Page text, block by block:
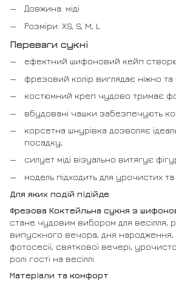
Довжина: міді
Розміри: XS, S, M, L
Переваги сукні
ефектний шифоновий кейп
фрезовий колір виглядає ніжно
костюмний креп чудово тримає
вбудовані чашки забезпечують
корсетна шнурівка дозволяє
посадку;
силует міді візуально витягує
модель підходить для урочистих
Для яких подій підійде
Фрезова Коктейльна сукня з
стане чудовим вибором для весілля,
випускного вечора, дня народження,
фотосесії, святкової вечері,
ролі гості на весіллі.
Матеріали та комфорт